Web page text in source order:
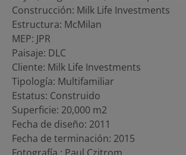
Construcción: Milk Life Investments
Estructura: McMilan
MEP: JPR
Paisaje: DLC
Cliente: Milk Life Investments
Tipología: Multifamiliar
Estatus: Construido
Superficie: 20,000 m2
Fecha de diseño: 2011
Fecha de terminación: 2015